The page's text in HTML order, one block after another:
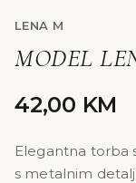
LENA M
MODEL
42,00 KM
Elegantna torba
s metalnim